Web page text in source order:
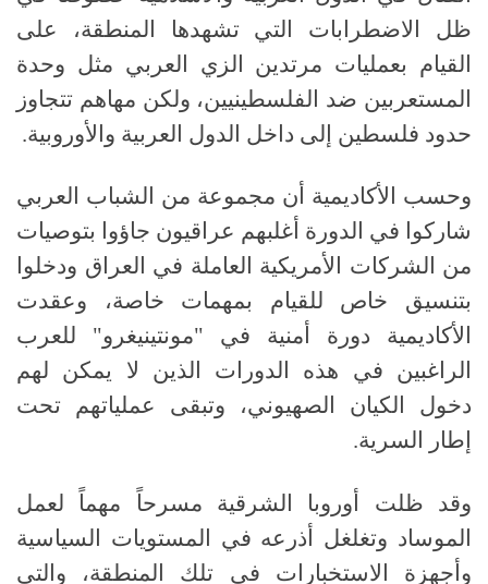
ظل الاضطرابات التي تشهدها المنطقة، على
القيام بعمليات مرتدين الزي العربي مثل وحدة
المستعربين ضد الفلسطينيين، ولكن مهاهم تتجاوز
حدود فلسطين إلى داخل الدول العربية والأوروبية.
وحسب الأكاديمية أن مجموعة من الشباب العربي
شاركوا في الدورة أغلبهم عراقيون جاؤوا بتوصيات
من الشركات الأمريكية العاملة في العراق ودخلوا
بتنسيق خاص للقيام بمهمات خاصة، وعقدت
الأكاديمية دورة أمنية في "مونتينيغرو" للعرب
الراغبين في هذه الدورات الذين لا يمكن لهم
دخول الكيان الصهيوني، وتبقى عملياتهم تحت
إطار السرية.
وقد ظلت أوروبا الشرقية مسرحاً مهماً لعمل
الموساد وتغلغل أذرعه في المستويات السياسية
وأجهزة الاستخبارات في تلك المنطقة، والتي